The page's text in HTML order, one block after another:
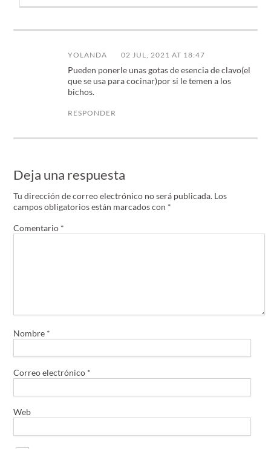
YOLANDA 02 JUL, 2021 AT 18:47
Pueden ponerle unas gotas de esencia de clavo(el
que se usa para cocinar)por si le temen a los
bichos.
RESPONDER
Deja una respuesta
Tu dirección de correo electrónico no será publicada. Los
campos obligatorios están marcados con *
Comentario *
Nombre *
Correo electrónico *
Web